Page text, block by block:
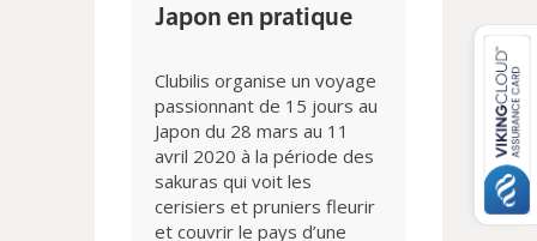
Japon en pratique
Clubilis organise un voyage
passionnant de 15 jours au
Japon du 28 mars au 11
avril 2020 à la période des
sakuras qui voit les
cerisiers et pruniers fleurir
et couvrir le pays d’une